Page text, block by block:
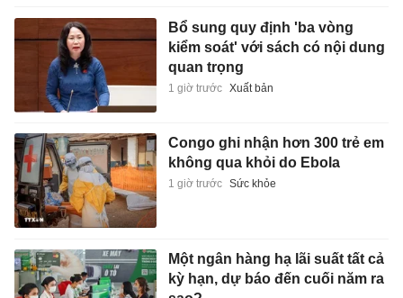
Bổ sung quy định 'ba vòng
kiểm soát' với sách có nội dung
quan trọng
1 giờ trước Xuất bản
Congo ghi nhận hơn 300 trẻ em
không qua khỏi do Ebola
1 giờ trước Sức khỏe
Một ngân hàng hạ lãi suất tất cả
kỳ hạn, dự báo đến cuối năm ra